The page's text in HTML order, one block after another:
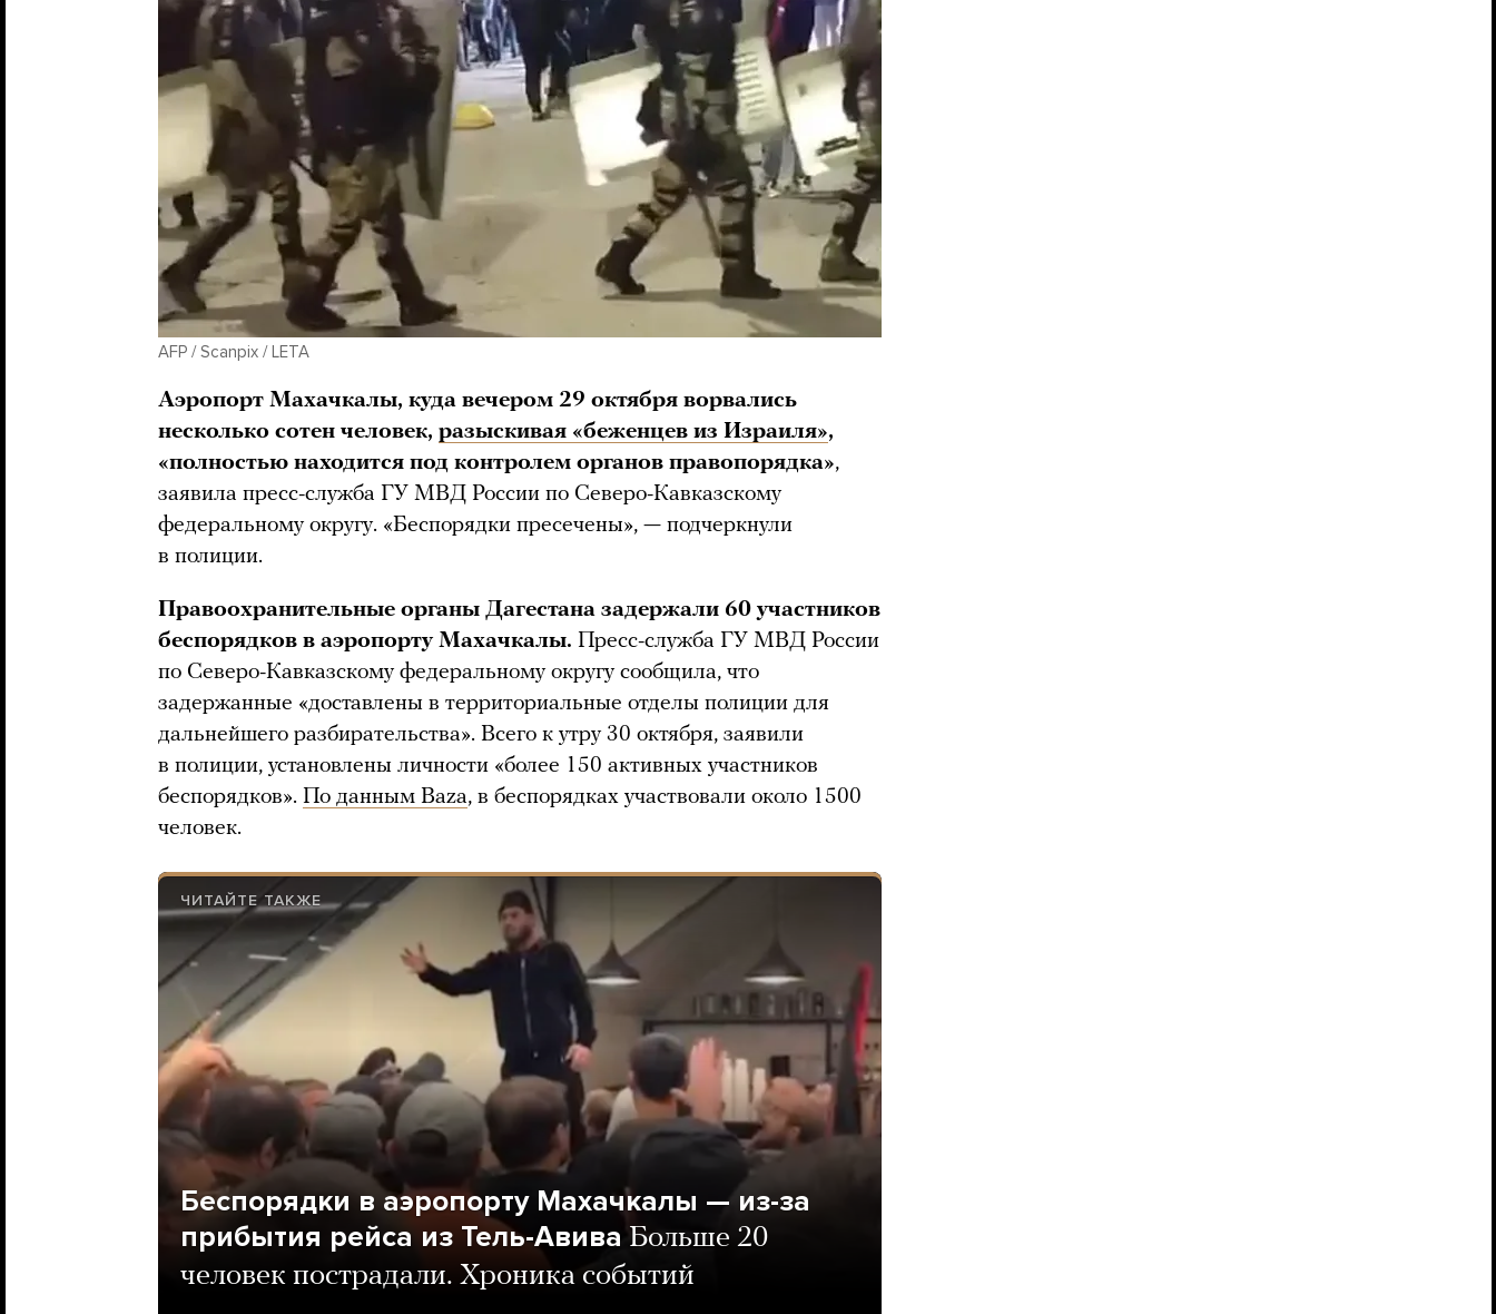
AFP / Scanpix / LETA
Аэропорт Махачкалы, куда вечером 29 октября ворвались
несколько сотен человек, разыскивая «беженцев из Израиля»,
«полностью находится под контролем органов правопорядка»,
заявила пресс-служба ГУ МВД России по Северо-Кавказскому
федеральному округу. «Беспорядки пресечены», — подчеркнули
в полиции.
Правоохранительные органы Дагестана задержали 60 участников
беспорядков в аэропорту Махачкалы. Пресс-служба ГУ МВД России
по Северо-Кавказскому федеральному округу сообщила, что
задержанные «доставлены в территориальные отделы полиции для
дальнейшего разбирательства». Всего к утру 30 октября, заявили
в полиции, установлены личности «более 150 активных участников
беспорядков». По данным Baza, в беспорядках участвовали около 1500
человек.
ЧИТАЙТЕ ТАКЖЕ
Беспорядки в аэропорту Махачкалы — из-за
прибытия рейса из Тель-Авива Больше 20
человек пострадали. Хроника событий